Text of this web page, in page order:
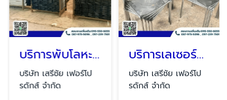
บริการพับโลหะ CNC
บริษัท เสรีชัย เฟอร์โป
รดักส์ จำกัด
บริการเลเซอร์คัทชิ้นงานเฟอร์นิเจอร์
บริษัท เสรีชัย เฟอร์โป
รดักส์ จำกัด